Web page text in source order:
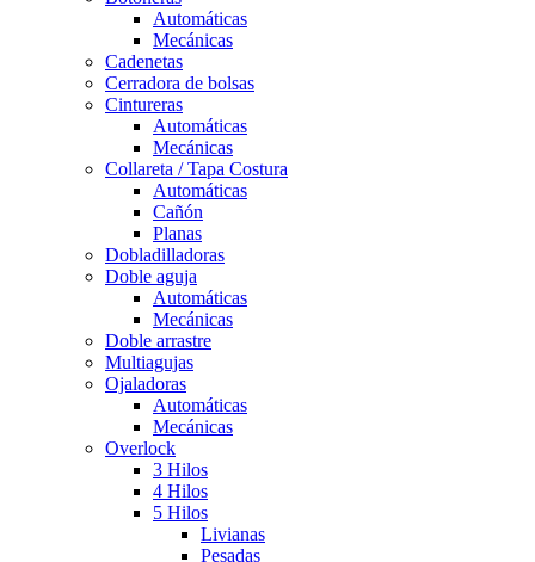
Automáticas
Mecánicas
Cadenetas
Cerradora de bolsas
Cintureras
Automáticas
Mecánicas
Collareta / Tapa Costura
Automáticas
Cañón
Planas
Dobladilladoras
Doble aguja
Automáticas
Mecánicas
Doble arrastre
Multiagujas
Ojaladoras
Automáticas
Mecánicas
Overlock
3 Hilos
4 Hilos
5 Hilos
Livianas
Pesadas